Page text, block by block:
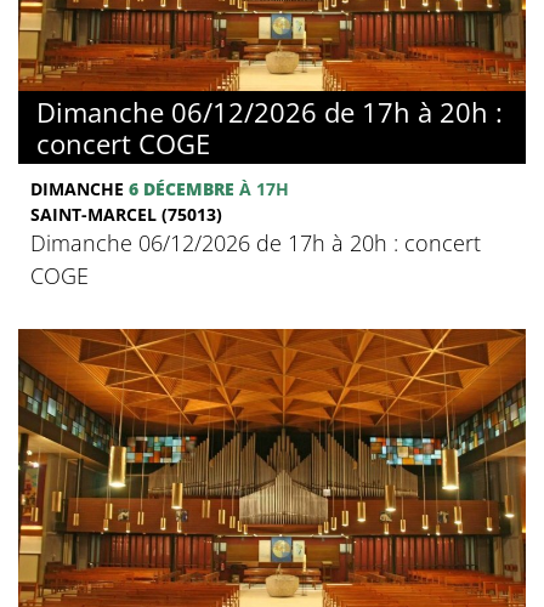
Dimanche 06/12/2026 de 17h à 20h :
concert COGE
DIMANCHE 6 DÉCEMBRE À 17H
SAINT-MARCEL (75013)
Dimanche 06/12/2026 de 17h à 20h : concert
COGE